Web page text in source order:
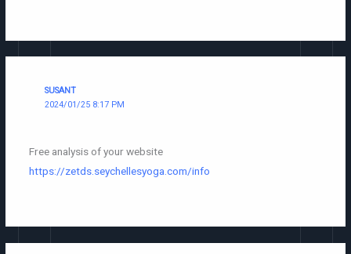
SUSANT
2024/01/25 8:17 PM
Free analysis of your website
https://zetds.seychellesyoga.com/info